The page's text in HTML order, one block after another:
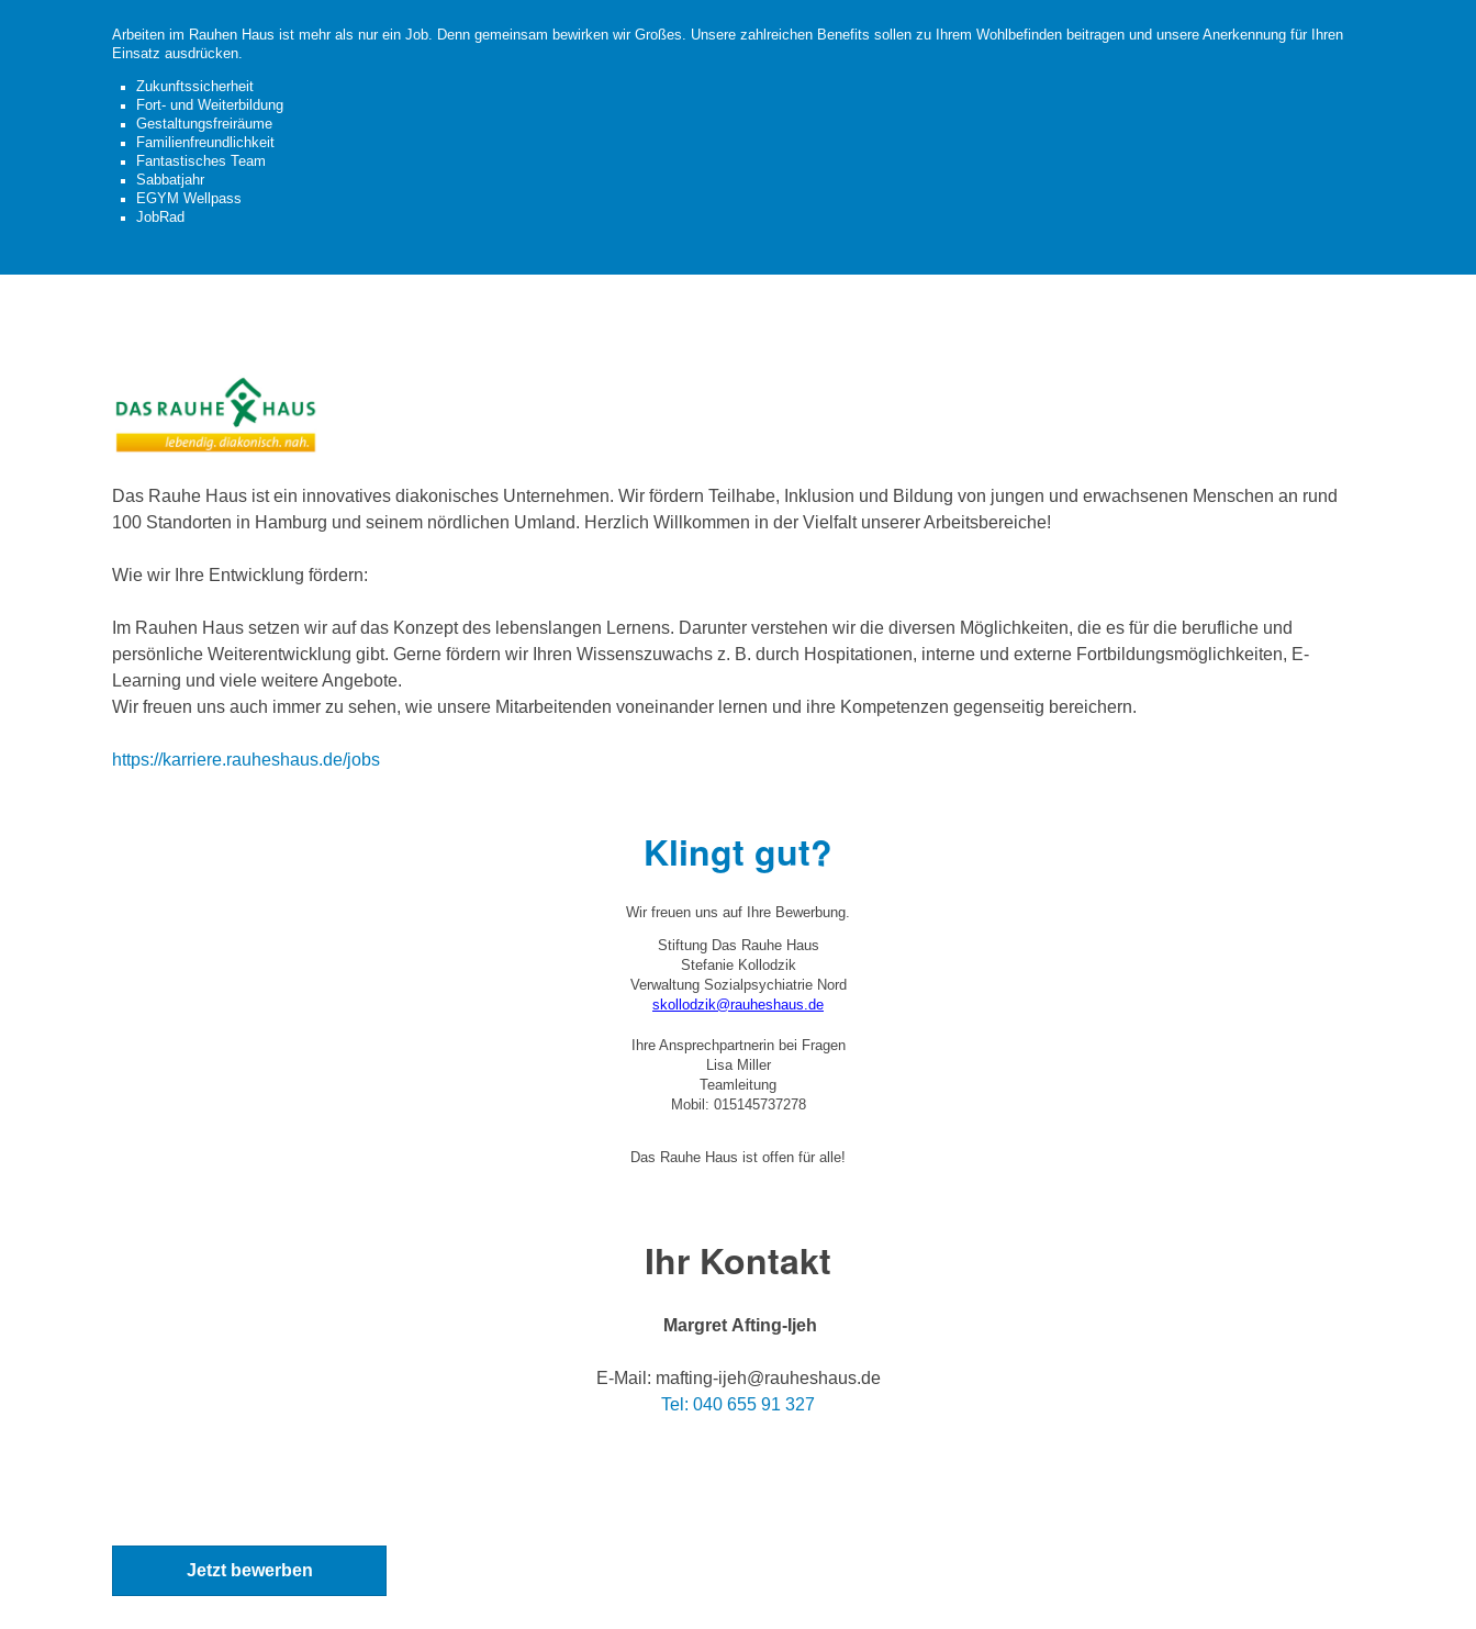
Arbeiten im Rauhen Haus ist mehr als nur ein Job. Denn gemeinsam bewirken wir Großes. Unsere zahlreichen Benefits sollen zu Ihrem Wohlbefinden beitragen und unsere Anerkennung für Ihren
Einsatz ausdrücken.
Zukunftssicherheit
Fort- und Weiterbildung
Gestaltungsfreiräume
Familienfreundlichkeit
Fantastisches Team
Sabbatjahr
EGYM Wellpass
JobRad
Das Rauhe Haus ist ein innovatives diakonisches Unternehmen. Wir fördern Teilhabe, Inklusion und Bildung von jungen und erwachsenen Menschen an rund
100 Standorten in Hamburg und seinem nördlichen Umland. Herzlich Willkommen in der Vielfalt unserer Arbeitsbereiche!
Wie wir Ihre Entwicklung fördern:
Im Rauhen Haus setzen wir auf das Konzept des lebenslangen Lernens. Darunter verstehen wir die diversen Möglichkeiten, die es für die berufliche und
persönliche Weiterentwicklung gibt. Gerne fördern wir Ihren Wissenszuwachs z. B. durch Hospitationen, interne und externe Fortbildungsmöglichkeiten, E-
Learning und viele weitere Angebote.
Wir freuen uns auch immer zu sehen, wie unsere Mitarbeitenden voneinander lernen und ihre Kompetenzen gegenseitig bereichern.
https://karriere.rauheshaus.de/jobs
Klingt gut?
Wir freuen uns auf Ihre Bewerbung.
Stiftung Das Rauhe Haus
Stefanie Kollodzik
Verwaltung Sozialpsychiatrie Nord
skollodzik@rauheshaus.de
Ihre Ansprechpartnerin bei Fragen
Lisa Miller
Teamleitung
Mobil: 015145737278
Das Rauhe Haus ist offen für alle!
Ihr Kontakt
Margret Afting-Ijeh
E-Mail: mafting-ijeh@rauheshaus.de
Tel: 040 655 91 327
Jetzt bewerben